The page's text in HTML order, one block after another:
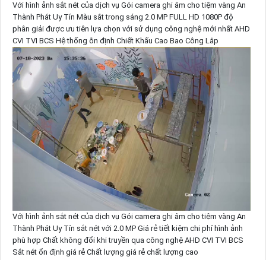
Với hình ảnh sắt nét của dịch vụ Gói camera ghi âm cho tiệm vàng An
Thành Phát Uy Tín Màu sắt trong sáng 2.0 MP FULL HD 1080P độ
phân giải được ưu tiên lựa chọn với sử dụng công nghệ mới nhất AHD
CVI TVI BCS Hệ thống ỗn định Chiết Khấu Cao Bao Công Lắp
Với hình ảnh sắt nét của dịch vụ Gói camera ghi âm cho tiệm vàng An
Thành Phát Uy Tín sắt nét với 2.0 MP Giá rẻ tiết kiệm chi phí hình ảnh
phù hợp Chất không đổi khi truyền qua công nghệ AHD CVI TVI BCS
Sắt nét ổn định giá rẻ Chất lượng giá rẻ chất lượng cao